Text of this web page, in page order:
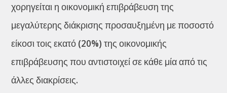
χορηγείται η οικονομική επιβράβευση της
μεγαλύτερης διάκρισης προσαυξημένη με ποσοστό
είκοσι τοις εκατό (20%) της οικονομικής
επιβράβευσης που αντιστοιχεί σε κάθε μία από τις
άλλες διακρίσεις.